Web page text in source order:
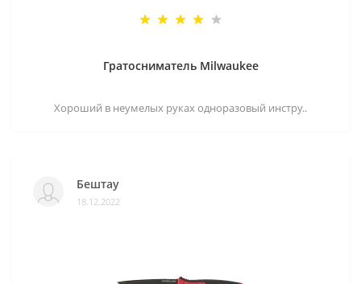
Гратосниматель Milwaukee
Хороший в неумелых руках одноразовый инстру..
Бештау
18.12.2022